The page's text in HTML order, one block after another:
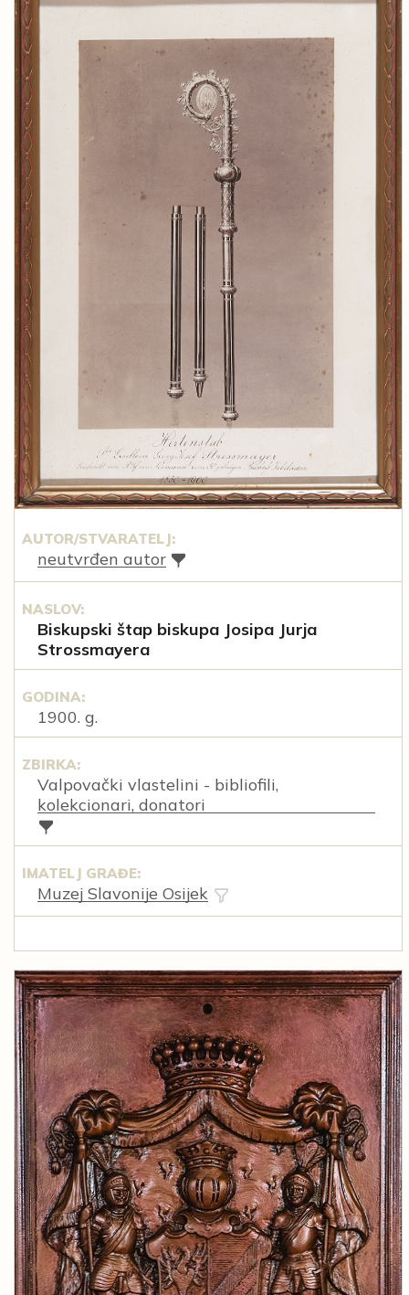
AUTOR/STVARATELJ:
neutvrđen autor
NASLOV:
Biskupski štap biskupa Josipa Jurja
Strossmayera
GODINA:
1900. g.
ZBIRKA:
Valpovački vlastelini - bibliofili,
kolekcionari, donatori
IMATELJ GRAĐE:
Muzej Slavonije Osijek